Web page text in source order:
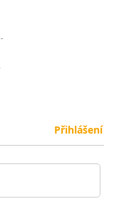
Přihlášení